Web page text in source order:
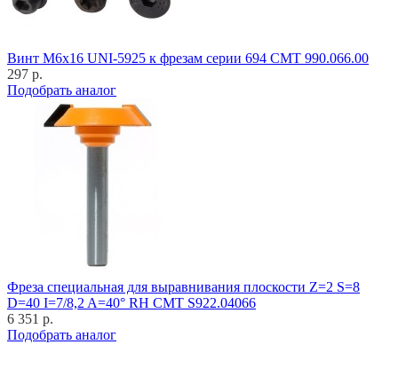
Винт M6x16 UNI-5925 к фрезам серии 694 CMT 990.066.00
297 р.
Подобрать аналог
Фреза специальная для выравнивания плоскости Z=2 S=8
D=40 I=7/8,2 A=40° RH CMT S922.04066
6 351 р.
Подобрать аналог